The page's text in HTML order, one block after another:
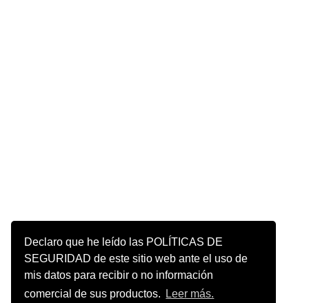
Declaro que he leído las POLÍTICAS DE
SEGURIDAD de este sitio web ante el uso de
mis datos para recibir o no información
comercial de sus productos.
Leer más.